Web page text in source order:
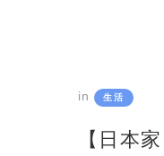
in 生活
【日本